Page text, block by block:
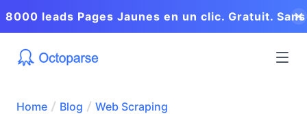
8000 leads Pages Jaunes en un clic. Gratuit. Sans
Home Blog Web Scraping